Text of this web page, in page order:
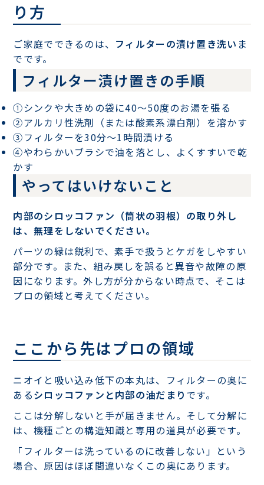
り方
ご家庭でできるのは、 フィルターの漬け置き洗い ま
でです。
フィルター漬け置きの手順
①シンクや大きめの袋に40〜50度のお湯を張る
②アルカリ性洗剤（または酸素系漂白剤）を溶かす
③フィルターを30分〜1時間漬ける
④やわらかいブラシで油を落とし、よくすすいで乾
かす
やってはいけないこと
内部のシロッコファン（筒状の羽根）の取り外し
は、無理をしないでください。
パーツの縁は鋭利で、素手で扱うとケガをしやすい
部分です。また、組み戻しを誤ると異音や故障の原
因になります。外し方が分からない時点で、そこは
プロの領域と考えてください。
ここから先はプロの領域
ニオイと吸い込み低下の本丸は、フィルターの奥に
あるシロッコファンと内部の油だまり です。
ここは分解しないと手が届きません。そして分解に
は、機種ごとの構造知識と専用の道具が必要です。
「フィルターは洗っているのに改善しない」という
場合、原因はほぼ間違いなくこの奥にあります。